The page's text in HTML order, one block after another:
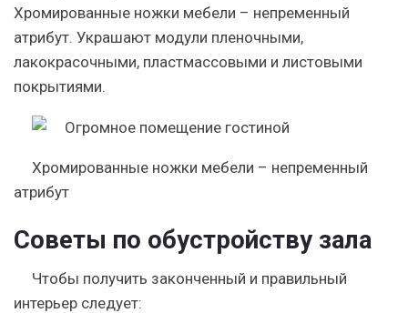
Хромированные ножки мебели – непременный
атрибут. Украшают модули пленочными,
лакокрасочными, пластмассовыми и листовыми
покрытиями.
Хромированные ножки мебели – непременный
атрибут
Советы по обустройству зала
Чтобы получить законченный и правильный
интерьер следует: